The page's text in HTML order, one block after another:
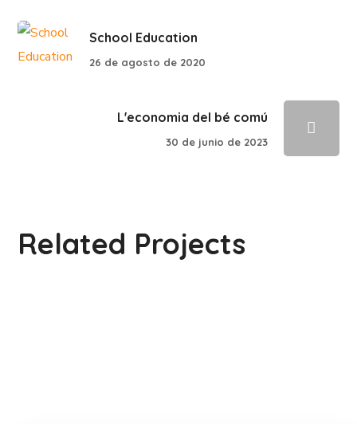
School Education
26 de agosto de 2020
L'economia del bé comú
30 de junio de 2023
Related Projects
Children in Africa
#AFRICA
Clean Water